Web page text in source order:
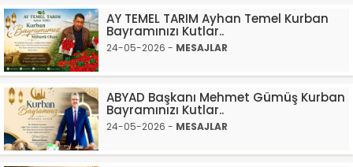
AY TEMEL TARIM Ayhan Temel Kurban
Bayramınızı Kutlar..
24-05-2026 - MESAJLAR
ABYAD Başkanı Mehmet Gümüş Kurban
Bayramınızı Kutlar..
24-05-2026 - MESAJLAR